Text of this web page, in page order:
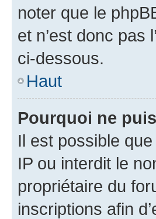
noter que le
et n’est donc pas
ci-dessous.
Haut
Pourquoi ne
Il est possible
IP ou interdit le
propriétaire du
inscriptions afin